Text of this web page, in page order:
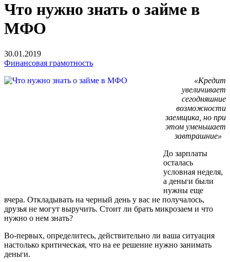
Что нужно знать о займе в
МФО
30.01.2019
Финансовая грамотность
«Кредит
увеличивает
сегодняшние
возможности
заемщика, но при
этом уменьшает
завтрашние»
До зарплаты
осталась
условная неделя,
а деньги были
нужны еще
вчера. Откладывать на черный день у вас не получалось,
друзья не могут выручить. Стоит ли брать микрозаем и что
нужно о нем знать?
Во-первых, определитесь, действительно ли ваша ситуация
настолько критическая, что на ее решение нужно занимать
деньги.